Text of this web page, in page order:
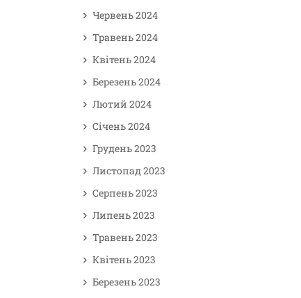
Червень 2024
Травень 2024
Квітень 2024
Березень 2024
Лютий 2024
Січень 2024
Грудень 2023
Листопад 2023
Серпень 2023
Липень 2023
Травень 2023
Квітень 2023
Березень 2023